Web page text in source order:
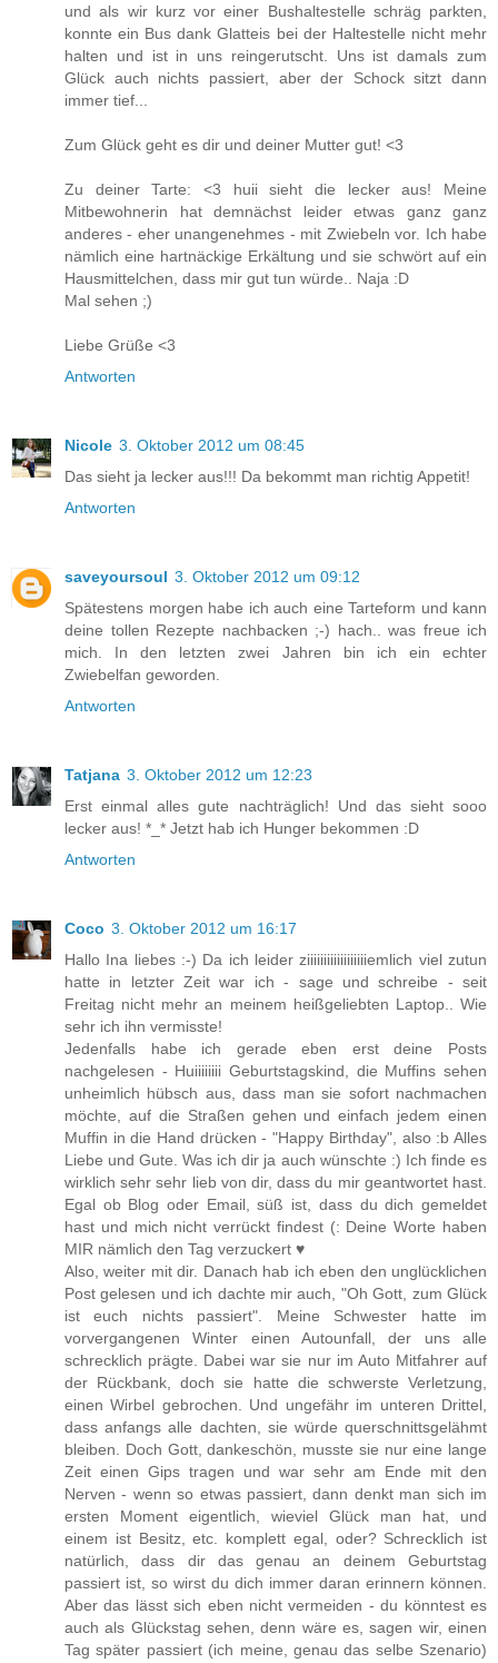
und als wir kurz vor einer Bushaltestelle schräg parkten,
konnte ein Bus dank Glatteis bei der Haltestelle nicht mehr
halten und ist in uns reingerutscht. Uns ist damals zum
Glück auch nichts passiert, aber der Schock sitzt dann
immer tief...
Zum Glück geht es dir und deiner Mutter gut! <3
Zu deiner Tarte: <3 huii sieht die lecker aus! Meine
Mitbewohnerin hat demnächst leider etwas ganz ganz
anderes - eher unangenehmes - mit Zwiebeln vor. Ich habe
nämlich eine hartnäckige Erkältung und sie schwört auf ein
Hausmittelchen, dass mir gut tun würde.. Naja :D
Mal sehen ;)
Liebe Grüße <3
Antworten
Nicole 3. Oktober 2012 um 08:45
Das sieht ja lecker aus!!! Da bekommt man richtig Appetit!
Antworten
saveyoursoul 3. Oktober 2012 um 09:12
Spätestens morgen habe ich auch eine Tarteform und kann
deine tollen Rezepte nachbacken ;-) hach.. was freue ich
mich. In den letzten zwei Jahren bin ich ein echter
Zwiebelfan geworden.
Antworten
Tatjana 3. Oktober 2012 um 12:23
Erst einmal alles gute nachträglich! Und das sieht sooo
lecker aus! *_* Jetzt hab ich Hunger bekommen :D
Antworten
Coco 3. Oktober 2012 um 16:17
Hallo Ina liebes :-) Da ich leider ziiiiiiiiiiiiiiiiiiemlich viel zutun
hatte in letzter Zeit war ich - sage und schreibe - seit
Freitag nicht mehr an meinem heißgeliebten Laptop.. Wie
sehr ich ihn vermisste!
Jedenfalls habe ich gerade eben erst deine Posts
nachgelesen - Huiiiiiiii Geburtstagskind, die Muffins sehen
unheimlich hübsch aus, dass man sie sofort nachmachen
möchte, auf die Straßen gehen und einfach jedem einen
Muffin in die Hand drücken - "Happy Birthday", also :b Alles
Liebe und Gute. Was ich dir ja auch wünschte :) Ich finde es
wirklich sehr sehr lieb von dir, dass du mir geantwortet hast.
Egal ob Blog oder Email, süß ist, dass du dich gemeldet
hast und mich nicht verrückt findest (: Deine Worte haben
MIR nämlich den Tag verzuckert ♥
Also, weiter mit dir. Danach hab ich eben den unglücklichen
Post gelesen und ich dachte mir auch, "Oh Gott, zum Glück
ist euch nichts passiert". Meine Schwester hatte im
vorvergangenen Winter einen Autounfall, der uns alle
schrecklich prägte. Dabei war sie nur im Auto Mitfahrer auf
der Rückbank, doch sie hatte die schwerste Verletzung,
einen Wirbel gebrochen. Und ungefähr im unteren Drittel,
dass anfangs alle dachten, sie würde querschnittsgelähmt
bleiben. Doch Gott, dankeschön, musste sie nur eine lange
Zeit einen Gips tragen und war sehr am Ende mit den
Nerven - wenn so etwas passiert, dann denkt man sich im
ersten Moment eigentlich, wieviel Glück man hat, und
einem ist Besitz, etc. komplett egal, oder? Schrecklich ist
natürlich, dass dir das genau an deinem Geburtstag
passiert ist, so wirst du dich immer daran erinnern können.
Aber das lässt sich eben nicht vermeiden - du könntest es
auch als Glückstag sehen, denn wäre es, sagen wir, einen
Tag später passiert (ich meine, genau das selbe Szenario)